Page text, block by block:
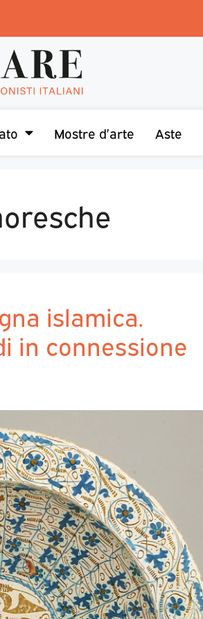
Mostre d’arte Aste
islamica.
in connessione